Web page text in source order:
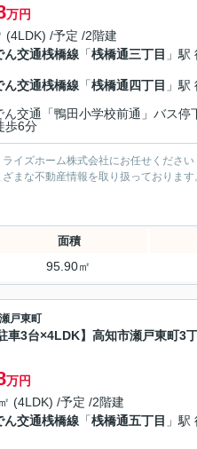
万円
(4LDK) /予定 /2階建
ん交通桟橋線 「桟橋通三丁目 」駅
ん交通桟橋線 「桟橋通四丁目 」駅
ん交通「鴨田小学校前通」バス停
6分
イズホーム株式会社にお任せください
まな不動産情報を取り扱っております
面積
95.90㎡
瀬戸東町
車3台×4LDK】高知市瀬戸東町3
万円
(4LDK) /予定 /2階建
ん交通桟橋線 「桟橋通五丁目 」駅